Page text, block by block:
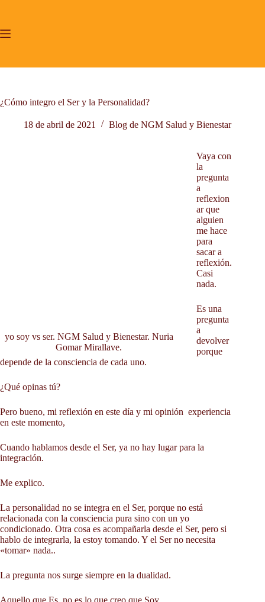
¿Cómo integro el Ser y la Personalidad?
18 de abril de 2021 Blog de NGM Salud y Bienestar
yo soy vs ser. NGM Salud y Bienestar. Nuria
Gomar Mirallave.
Vaya con
la
pregunta
a
reflexion
ar que
alguien
me hace
para
sacar a
reflexión.
Casi
nada.
Es una
pregunta
a
devolver
porque
depende de la consciencia de cada uno.
¿Qué opinas tú?
Pero bueno, mi reflexión en este día y mi opinión experiencia
en este momento,
Cuando hablamos desde el Ser, ya no hay lugar para la
integración.
Me explico.
La personalidad no se integra en el Ser, porque no está
relacionada con la consciencia pura sino con un yo
condicionado. Otra cosa es acompañarla desde el Ser, pero si
hablo de integrarla, la estoy tomando. Y el Ser no necesita
«tomar» nada..
La pregunta nos surge siempre en la dualidad.
Aquello que Es, no es lo que creo que Soy.